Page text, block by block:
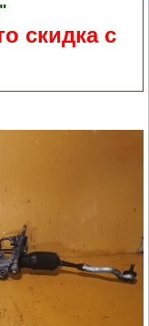
скидка с